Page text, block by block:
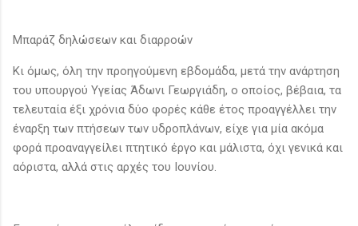
Μπαράζ δηλώσεων και διαρροών
Κι όμως, όλη την προηγούμενη εβδομάδα, μετά την ανάρτηση
του υπουργού Υγείας Άδωνι Γεωργιάδη, ο οποίος, βέβαια, τα
τελευταία έξι χρόνια δύο φορές κάθε έτος προαγγέλλει την
έναρξη των πτήσεων των υδροπλάνων, είχε για μία ακόμα
φορά προαναγγείλει πτητικό έργο και μάλιστα, όχι γενικά και
αόριστα, αλλά στις αρχές του Ιουνίου.